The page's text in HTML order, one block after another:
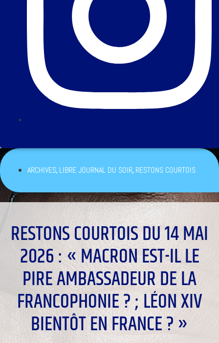
ARCHIVES,LIBRE JOURNAL DU SOIR,RESTONS COURTOIS
RESTONS COURTOIS DU 14 MAI
2026 : « MACRON EST-IL LE
PIRE AMBASSADEUR DE LA
FRANCOPHONIE ? ; LÉON XIV
BIENTÔT EN FRANCE ? »